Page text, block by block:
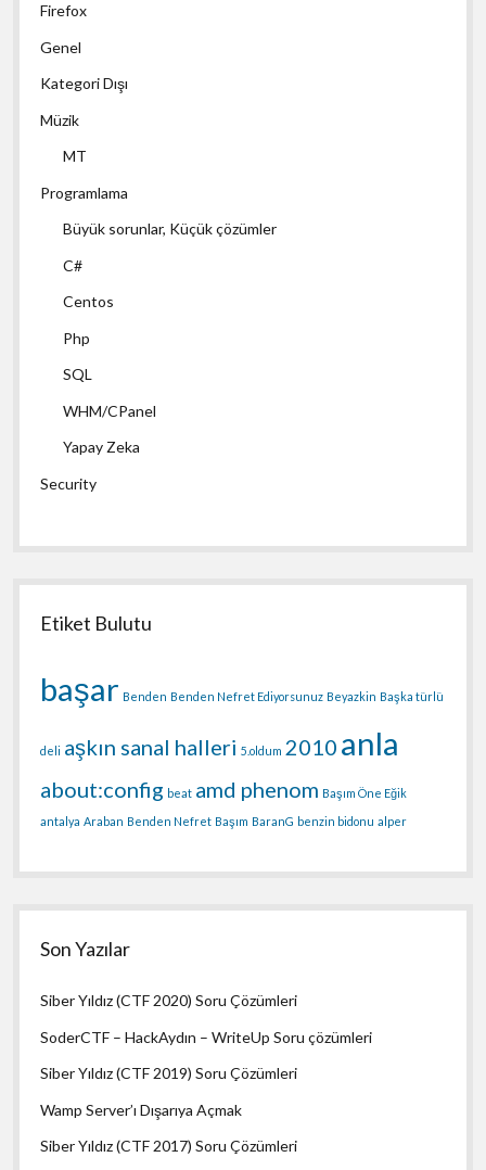
Firefox
Genel
Kategori Dışı
Müzik
MT
Programlama
Büyük sorunlar, Küçük çözümler
C#
Centos
Php
SQL
WHM/CPanel
Yapay Zeka
Security
Etiket Bulutu
başar Benden Benden Nefret Ediyorsunuz Beyazkin Başka türlü
deli aşkın sanal halleri 5.oldum 2010 anla
about:config beat amd phenom Başım Öne Eğik
antalya Araban Benden Nefret Başım BaranG benzin bidonu alper
Son Yazılar
Siber Yıldız (CTF 2020) Soru Çözümleri
SoderCTF – HackAydın – WriteUp Soru çözümleri
Siber Yıldız (CTF 2019) Soru Çözümleri
Wamp Server’ı Dışarıya Açmak
Siber Yıldız (CTF 2017) Soru Çözümleri